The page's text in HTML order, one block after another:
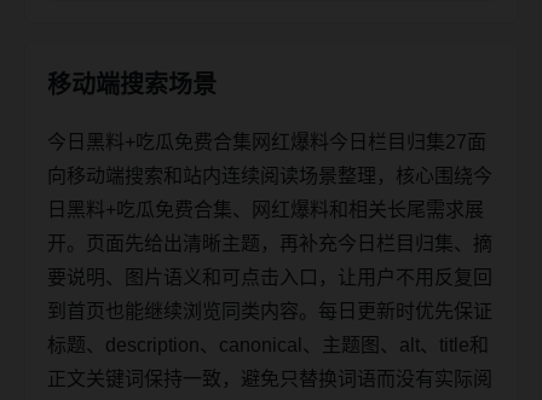
移动端搜索场景
今日黑料+吃瓜免费合集网红爆料今日栏目归集27面
向移动端搜索和站内连续阅读场景整理，核心围绕今
日黑料+吃瓜免费合集、网红爆料和相关长尾需求展
开。页面先给出清晰主题，再补充今日栏目归集、摘
要说明、图片语义和可点击入口，让用户不用反复回
到首页也能继续浏览同类内容。每日更新时优先保证
标题、description、canonical、主题图、alt、title和
正文关键词保持一致，避免只替换词语而没有实际阅